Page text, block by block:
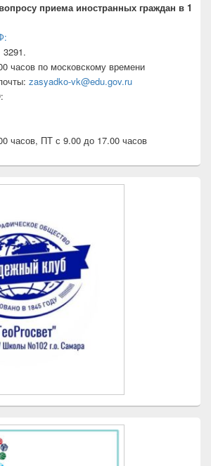
приема иностранных граждан в 1
3291.
часов по московскому времени
zasyadko-vk@edu.gov.ru
часов, ПТ с 9.00 до 17.00 часов